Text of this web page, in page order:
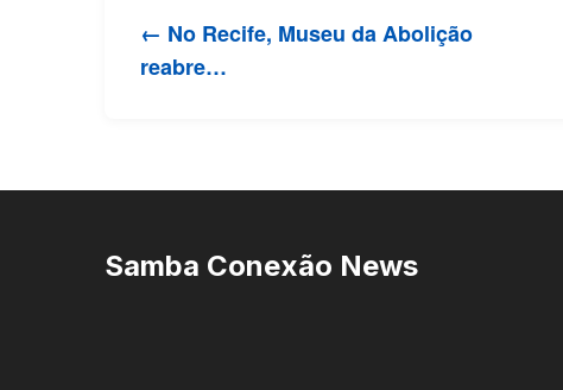
← No Recife, Museu da Abolição
reabre…
Samba Conexão News